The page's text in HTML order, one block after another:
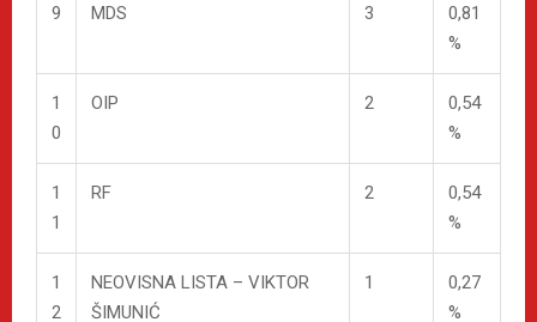
9 MDS 3
0,81
%
1
0
OIP 2
0,54
%
1
1
RF 2
0,54
%
1
2
NEOVISNA LISTA – VIKTOR
ŠIMUNIĆ
1
0,27
%